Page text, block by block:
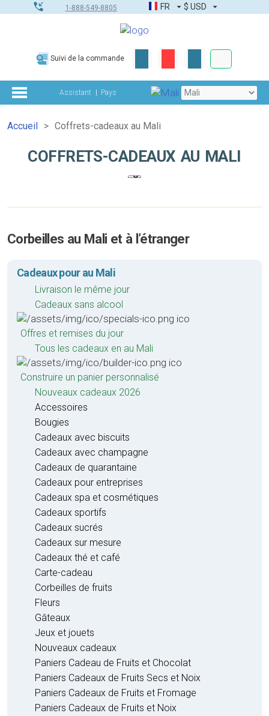
1-888-549-8805 FR $ USD
Suivi de la commande
Assistant Pays
Accueil Coffrets-cadeaux au Mali
COFFRETS-CADEAUX AU MALI
Corbeilles au Mali et à l’étranger
Cadeaux pour au Mali
Livraison le même jour
Cadeaux sans alcool
Offres et remises du jour
Tous les cadeaux en au Mali
Construire un panier personnalisé
Nouveaux cadeaux 2026
Accessoires
Bougies
Cadeaux avec biscuits
Cadeaux avec champagne
Cadeaux de quarantaine
Cadeaux pour entreprises
Cadeaux spa et cosmétiques
Cadeaux sportifs
Cadeaux sucrés
Cadeaux sur mesure
Cadeaux thé et café
Carte-cadeau
Corbeilles de fruits
Fleurs
Gâteaux
Jeux et jouets
Nouveaux cadeaux
Paniers Cadeau de Fruits et Chocolat
Paniers Cadeaux de Fruits Secs et Noix
Paniers Cadeaux de Fruits et Fromage
Paniers Cadeaux de Fruits et Noix